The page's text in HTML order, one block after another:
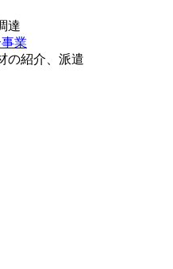
達
業
の紹介、派遣